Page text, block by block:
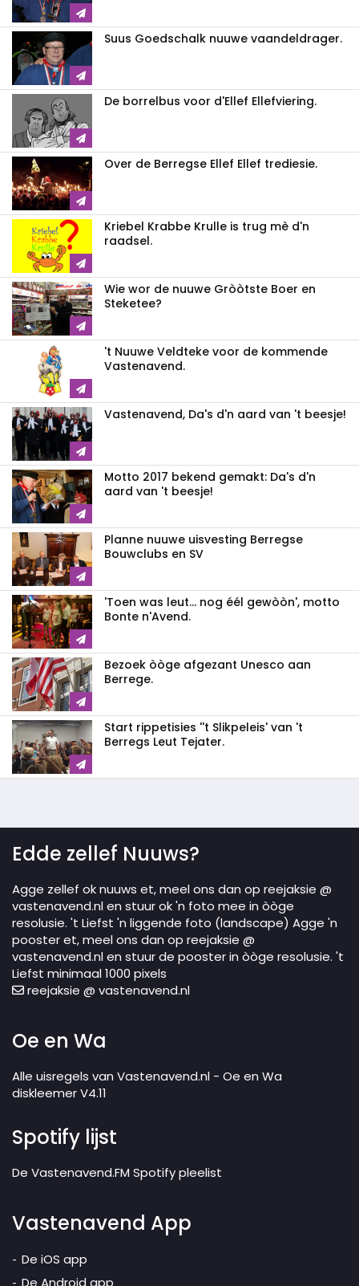
Suus Goedschalk nuuwe vaandeldrager.
De borrelbus voor d'Ellef Ellefviering.
Over de Berregse Ellef Ellef trediesie.
Kriebel Krabbe Krulle is trug mè d'n
raadsel.
Wie wor de nuuwe Gròòtste Boer en
Steketee?
't Nuuwe Veldteke voor de kommende
Vastenavend.
Vastenavend, Da's d'n aard van 't beesje!
Motto 2017 bekend gemakt: Da's d'n
aard van 't beesje!
Planne nuuwe uisvesting Berregse
Bouwclubs en SV
'Toen was leut... nog éél gewòòn', motto
Bonte n'Avend.
Bezoek òòge afgezant Unesco aan
Berrege.
Start rippetisies ''t Slikpeleis' van 't
Berregs Leut Tejater.
Edde zellef Nuuws?
Agge zellef ok nuuws et, meel ons dan op reejaksie @
vastenavend.nl en stuur ok 'n foto mee in òòge
resolusie. 't Liefst 'n liggende foto (landscape) Agge 'n
pooster et, meel ons dan op reejaksie @
vastenavend.nl en stuur de pooster in òòge resolusie. 't
Liefst minimaal 1000 pixels
reejaksie @ vastenavend.nl
Oe en Wa
Alle uisregels van Vastenavend.nl - Oe en Wa
diskleemer V4.11
Spotify lijst
De Vastenavend.FM Spotify pleelist
Vastenavend App
De iOS app